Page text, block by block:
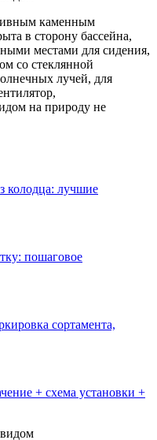
каменным
в сторону бассейна,
местами для сидения,
со стеклянной
лучей, для
на природу не
колодца: лучшие
пошаговое
сортамента,
+ схема установки +